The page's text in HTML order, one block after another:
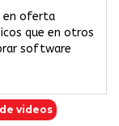
en oferta
que en otros
software
videos